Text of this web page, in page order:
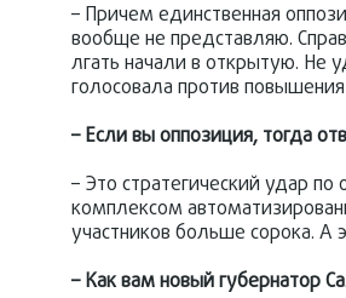
– Причем единственная
вообще не представляю.
лгать начали в открытую. Не
голосовала против повышения
– Если вы оппозиция, тогда
– Это стратегический удар по
комплексом
участников больше сорока. А
– Как вам новый губернатор